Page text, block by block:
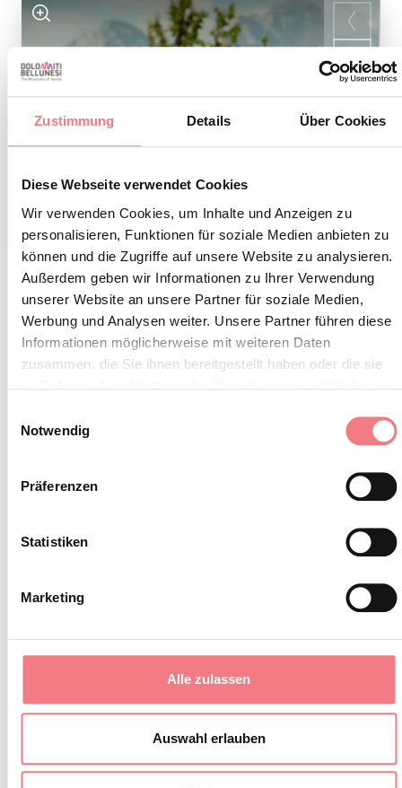
Zustimmung Details Über Cookies
Diese Webseite verwendet Cookies
Wir verwenden Cookies, um Inhalte und Anzeigen zu
personalisieren, Funktionen für soziale Medien anbieten zu
können und die Zugriffe auf unsere Website zu analysieren.
Außerdem geben wir Informationen zu Ihrer Verwendung
unserer Website an unsere Partner für soziale Medien,
Werbung und Analysen weiter. Unsere Partner führen diese
Informationen möglicherweise mit weiteren Daten
zusammen, die Sie ihnen bereitgestellt haben oder die sie
Notwendig
Präferenzen
Statistiken
Marketing
Alle zulassen
Auswahl erlauben
BLEIBEN SIE IN
KONTAKT
Dolomiten!
Reiserouten, Ideen und Tipps für Ihren Urlaub
zu jeder Jahreszeit.